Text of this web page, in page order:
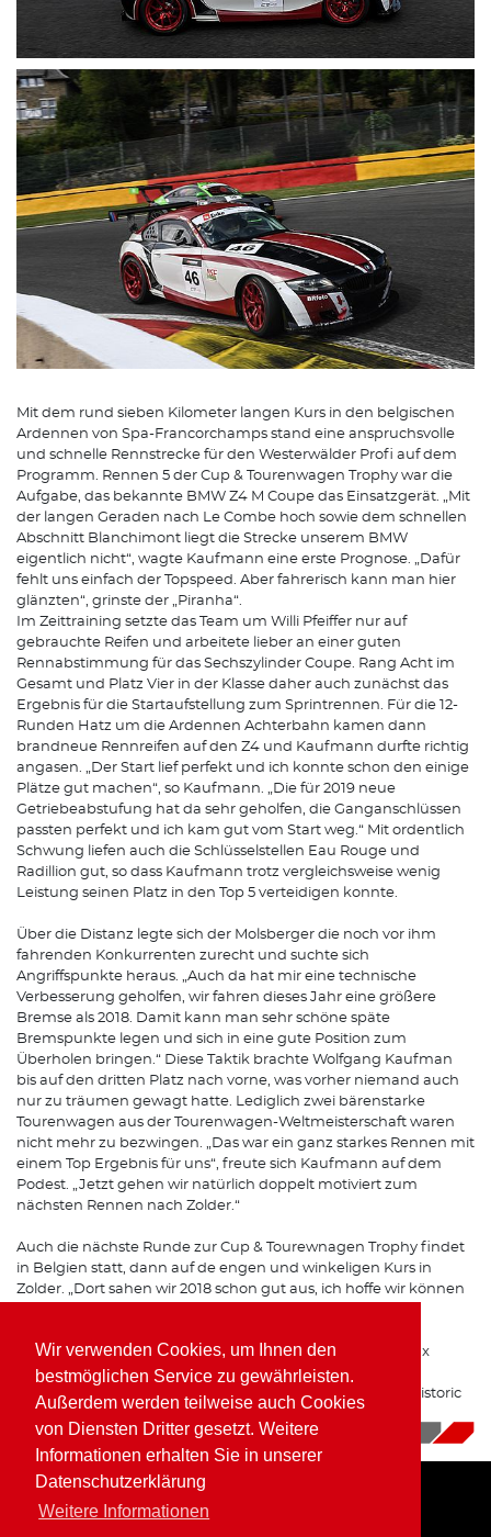
Wir verwenden Cookies, um Ihnen den
bestmöglichen Service zu gewährleisten.
Außerdem werden teilweise auch Cookies
von Diensten Dritter gesetzt. Weitere
Informationen erhalten Sie in unserer
Datenschutzerklärung
Weitere Informationen
Mit dem rund sieben Kilometer langen Kurs in den belgischen
Ardennen von Spa-Francorchamps stand eine anspruchsvolle
und schnelle Rennstrecke für den Westerwälder Profi auf dem
Programm. Rennen 5 der Cup & Tourenwagen Trophy war die
Aufgabe, das bekannte BMW Z4 M Coupe das Einsatzgerät. „Mit
der langen Geraden nach Le Combe hoch sowie dem schnellen
Abschnitt Blanchimont liegt die Strecke unserem BMW
eigentlich nicht“, wagte Kaufmann eine erste Prognose. „Dafür
fehlt uns einfach der Topspeed. Aber fahrerisch kann man hier
glänzten“, grinste der „Piranha“.
Im Zeittraining setzte das Team um Willi Pfeiffer nur auf
gebrauchte Reifen und arbeitete lieber an einer guten
Rennabstimmung für das Sechszylinder Coupe. Rang Acht im
Gesamt und Platz Vier in der Klasse daher auch zunächst das
Ergebnis für die Startaufstellung zum Sprintrennen. Für die 12-
Runden Hatz um die Ardennen Achterbahn kamen dann
brandneue Rennreifen auf den Z4 und Kaufmann durfte richtig
angasen. „Der Start lief perfekt und ich konnte schon den einige
Plätze gut machen“, so Kaufmann. „Die für 2019 neue
Getriebeabstufung hat da sehr geholfen, die Ganganschlüssen
passten perfekt und ich kam gut vom Start weg.“ Mit ordentlich
Schwung liefen auch die Schlüsselstellen Eau Rouge und
Radillion gut, so dass Kaufmann trotz vergleichsweise wenig
Leistung seinen Platz in den Top 5 verteidigen konnte.
Über die Distanz legte sich der Molsberger die noch vor ihm
fahrenden Konkurrenten zurecht und suchte sich
Angriffspunkte heraus. „Auch da hat mir eine technische
Verbesserung geholfen, wir fahren dieses Jahr eine größere
Bremse als 2018. Damit kann man sehr schöne späte
Bremspunkte legen und sich in eine gute Position zum
Überholen bringen.“ Diese Taktik brachte Wolfgang Kaufman
bis auf den dritten Platz nach vorne, was vorher niemand auch
nur zu träumen gewagt hatte. Lediglich zwei bärenstarke
Tourenwagen aus der Tourenwagen-Weltmeisterschaft waren
nicht mehr zu bezwingen. „Das war ein ganz starkes Rennen mit
einem Top Ergebnis für uns“, freute sich Kaufmann auf dem
Podest. „Jetzt gehen wir natürlich doppelt motiviert zum
nächsten Rennen nach Zolder.“
Auch die nächste Runde zur Cup & Tourewnagen Trophy findet
in Belgien statt, dann auf de engen und winkeligen Kurs in
Zolder. „Dort sahen wir 2018 schon gut aus, ich hoffe wir können
Wolfgang Kaufmann bleibt den Rennstrecken im Benelux
Raum treu, denn mit dem Historic Grand Prix im
niederländischen Zandvoort steht der nächste Lauf zur Historic
13.08.2019
Home Impressum